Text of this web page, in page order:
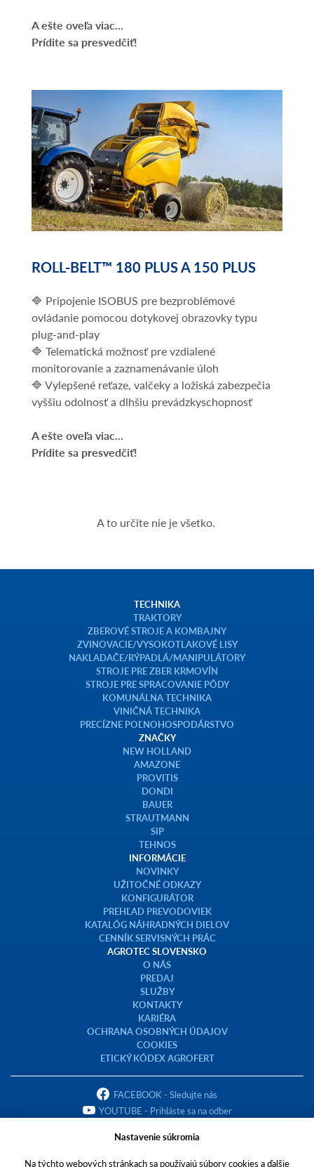
A ešte oveľa viac...
Prídite sa presvedčiť!
ROLL-BELT™ 180 PLUS A 150 PLUS
🔷 Pripojenie ISOBUS pre bezproblémové
ovládanie pomocou dotykovej obrazovky typu
plug-and-play
🔷 Telematická možnosť pre vzdialené
monitorovanie a zaznamenávanie úloh
🔷 Vylepšené reťaze, valčeky a ložiská zabezpečia
vyššiu odolnosť a dlhšiu prevádzkyschopnosť
A ešte oveľa viac...
Prídite sa presvedčiť!
A to určite nie je všetko.
TECHNIKA
TRAKTORY
ZBEROVÉ STROJE A KOMBAJNY
ZVINOVACIE/VYSOKOTLAKOVÉ LISY
NAKLADAČE/RÝPADLÁ/MANIPULÁTORY
STROJE PRE ZBER KRMOVÍN
STROJE PRE SPRACOVANIE PÔDY
KOMUNÁLNA TECHNIKA
VINIČNÁ TECHNIKA
PRECÍZNE POĽNOHOSPODÁRSTVO
ZNAČKY
NEW HOLLAND
AMAZONE
PROVITIS
DONDI
BAUER
STRAUTMANN
SIP
TEHNOS
INFORMÁCIE
NOVINKY
UŽITOČNÉ ODKAZY
KONFIGURÁTOR
PREHĽAD PREVODOVIEK
KATALÓG NÁHRADNÝCH DIELOV
CENNÍK SERVISNÝCH PRÁC
AGROTEC SLOVENSKO
O NÁS
PREDAJ
SLUŽBY
KONTAKTY
KARIÉRA
OCHRANA OSOBNÝCH ÚDAJOV
COOKIES
ETICKÝ KÓDEX AGROFERT
FACEBOOK - Sledujte nás
YOUTUBE - Prihláste sa na odber
Nastavenie súkromia
Na týchto webových stránkach sa používajú súbory cookies a ďalšie